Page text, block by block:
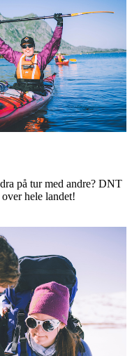
på tur med andre? DNT
hele landet!